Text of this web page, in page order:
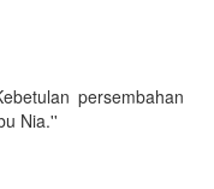
persembahan
Nia.''